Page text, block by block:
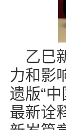
乙巳
力和影
遗版“
最新诠